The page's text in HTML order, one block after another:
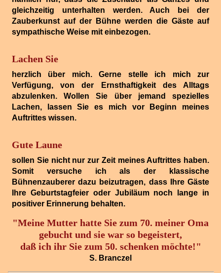
gleichzeitig unterhalten werden. Auch bei der
Zauberkunst auf der Bühne werden die Gäste auf
sympathische Weise mit einbezogen.
Lachen Sie
herzlich über mich. Gerne stelle ich mich zur
Verfügung, von der Ernsthaftigkeit des Alltags
abzulenken. Wollen Sie über jemand spezielles
Lachen, lassen Sie es mich vor Beginn meines
Auftrittes wissen.
Gute Laune
sollen Sie nicht nur zur Zeit meines Auftrittes haben.
Somit versuche ich als der klassische
Bühnenzauberer dazu beizutragen, dass Ihre Gäste
Ihre Geburtstagfeier oder Jubiläum noch lange in
positiver Erinnerung behalten.
"Meine Mutter hatte Sie zum 70. meiner Oma
gebucht und sie war so begeistert,
daß ich ihr Sie zum 50. schenken möchte!"
S. Branczel